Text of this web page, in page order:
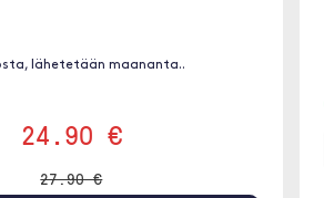
lähetetään maananta..
24.90 €
27.90 €